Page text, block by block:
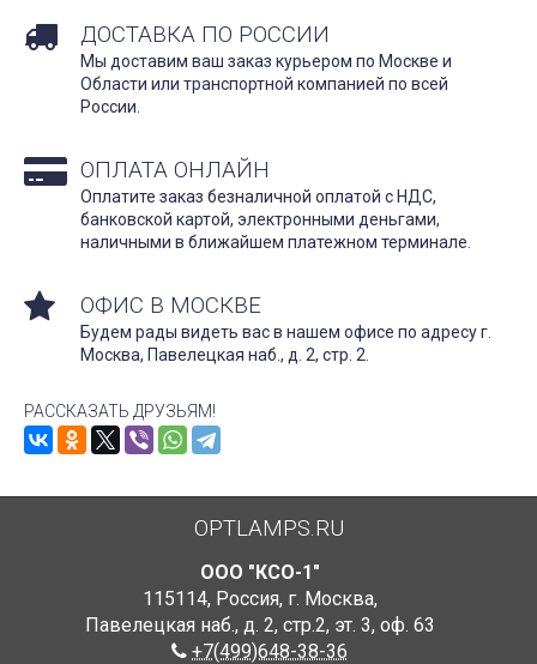
ДОСТАВКА ПО РОССИИ
Мы доставим ваш заказ курьером по Москве и
Области или транспортной компанией по всей
России.
ОПЛАТА ОНЛАЙН
Оплатите заказ безналичной оплатой с НДС,
банковской картой, электронными деньгами,
наличными в ближайшем платежном терминале.
ОФИС В МОСКВЕ
Будем рады видеть вас в нашем офисе по адресу г.
Москва, Павелецкая наб., д. 2, стр. 2.
РАССКАЗАТЬ ДРУЗЬЯМ!
OPTLAMPS.RU
ООО "КСО-1"
115114, Россия, г. Москва,
Павелецкая наб., д. 2, стр.2, эт. 3, оф. 63
+7(499)648-38-36